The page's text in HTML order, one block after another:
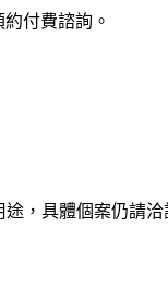
付費諮詢。
，具體個案仍請洽